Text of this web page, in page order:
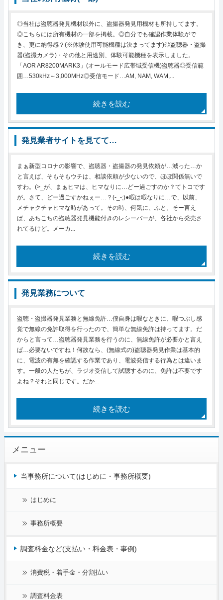
◎当社は盗聴器発見機材以外に、盗撮器発見用機材も所持してます。
◎こちらには所有機材の一部を掲載。◎自分でも確認作業体験がで
き、更に納得感？(※体験使用可能機種は決まってます)◎盗聴器・盗撮
器(盗撮カメラ)・その他と用途別、体験可能機種を表示しました。
「AOR AR8200MARK3」(オールモード広帯域受信機)盗聴器◎受信範
囲…530kHz～3,000MHz◎受信モード…AM, NAM, WAM,...
続きを読む
発見業者サイトを見てて…
まぁ新型コロナの影響で、盗聴器・盗撮器の発見依頼が…減った…か
と言えば、そもそもウチは、相談依頼が少ないので、ほぼ関係無いで
すわ。(>_が、まぁヒマは、ヒマなりに…どー過ごすのか？てトコです
が。さて、どー過ごすかねぇー…？(-_-;)●暇は暇なりに…で、以前、
メチャクチャヒマな時があって。その時、何気に、ふと。そー言え
ば、あちこちの盗聴器発見機能付きのレシーバーが、各社から発売さ
れてるけど。メーカ...
続きを読む
発見業務について
盗聴・盗撮器発見業務と無線免許…僕自身は暇なときに、暇つぶし感
覚で無線の免許取得を行ったので、簡単な無線免許は持ってます。だ
からと言って…盗聴器発見業務を行うのに、無線免許が必要かと言え
ば…必要ないですね！何故なら、(無線式の)盗聴器発見作業は基本的
に、電波の有無を確認する作業であり、電波発信する行為とは違いま
す。一般の人たちが、ラジオ受信して試聴するのに、免許は不要です
よね？それと同じです。だか...
続きを読む
メニュー
当事務所について(はじめに・事務所概要)
はじめに
事務所概要
調査料金など(支払い・料金表・事例)
消費税・着手金・分割払い
調査料金表